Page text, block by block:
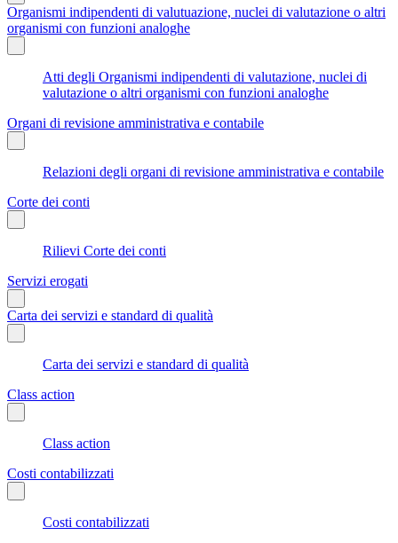
Organismi indipendenti di valutuazione, nuclei di valutazione o altri
organismi con funzioni analoghe
Atti degli Organismi indipendenti di valutazione, nuclei di
valutazione o altri organismi con funzioni analoghe
Organi di revisione amministrativa e contabile
Relazioni degli organi di revisione amministrativa e contabile
Corte dei conti
Rilievi Corte dei conti
Servizi erogati
Carta dei servizi e standard di qualità
Carta dei servizi e standard di qualità
Class action
Class action
Costi contabilizzati
Costi contabilizzati